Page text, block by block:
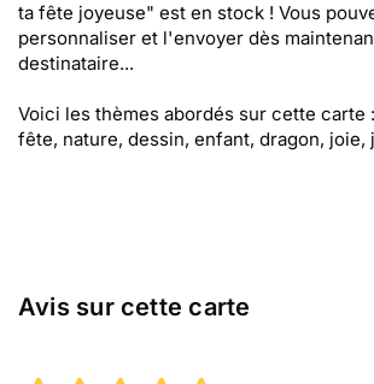
ta fête joyeuse" est en stock ! Vous
personnaliser et l'envoyer dès
destinataire...
Voici les thèmes abordés sur cette carte
fête, nature, dessin, enfant, dragon, joie,
Avis sur cette carte